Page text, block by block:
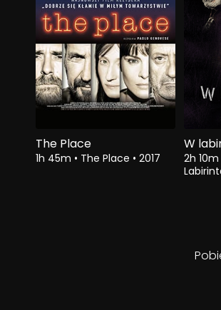
The Place
1h 45m • The Place • 2017
W
2h 10m